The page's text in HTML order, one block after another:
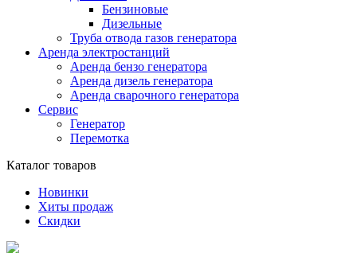
Бензиновые
Дизельные
Труба отвода газов генератора
Аренда электростанций
Аренда бензо генератора
Аренда дизель генератора
Аренда сварочного генератора
Сервис
Генератор
Перемотка
Каталог товаров
Новинки
Хиты продаж
Скидки